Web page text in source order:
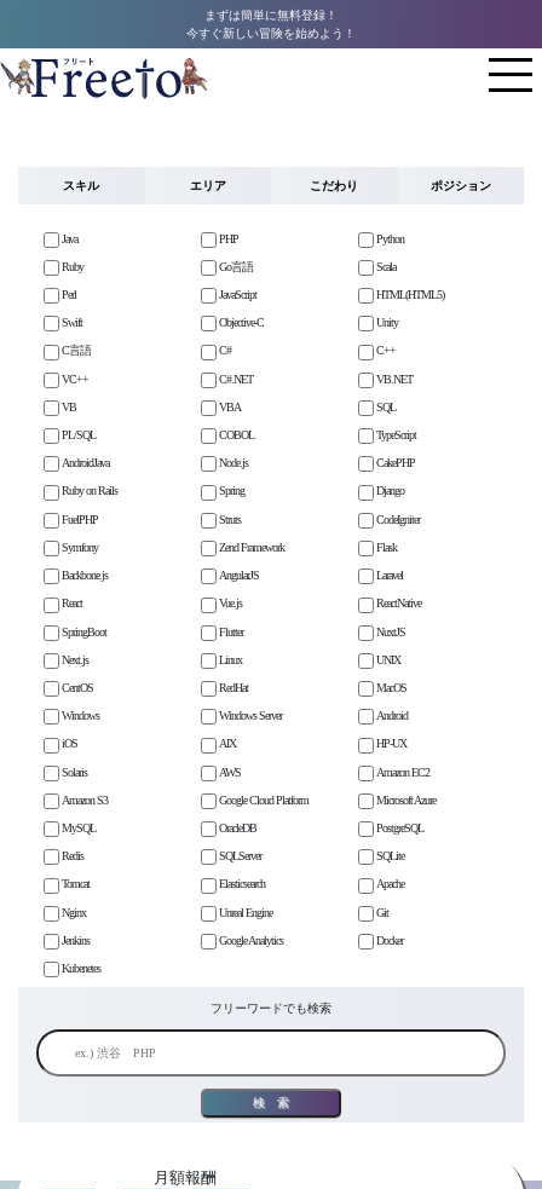
まずは簡単に無料登録！
今すぐ新しい冒険を始めよう！
スキル エリア こだわり ポジション
Java PHP Python
Ruby Go言語 Scala
Perl JavaScript HTML(HTML5)
Swift Objective-C Unity
C言語 C# C++
VC++ C#.NET VB.NET
VB VBA SQL
PL/SQL COBOL TypeScript
AndroidJava Node.js CakePHP
Ruby on Rails Spring Django
FuelPHP Struts CodeIgniter
Symfony Zend Framework Flask
Backbone.js AngularJS Laravel
React Vue.js ReactNative
SpringBoot Flutter NuxtJS
Next.js Linux UNIX
CentOS RedHat MacOS
Windows Windows Server Android
iOS AIX HP-UX
Solaris AWS Amazon EC2
Amazon S3 Google Cloud Platform Microsoft Azure
MySQL OracleDB PostgreSQL
Redis SQLServer SQLite
Tomcat Elasticsearch Apache
Nginx Unreal Engine Git
Jenkins Google Analytics Docker
Kubenetes
フリーワードでも検索
検索
月額報酬